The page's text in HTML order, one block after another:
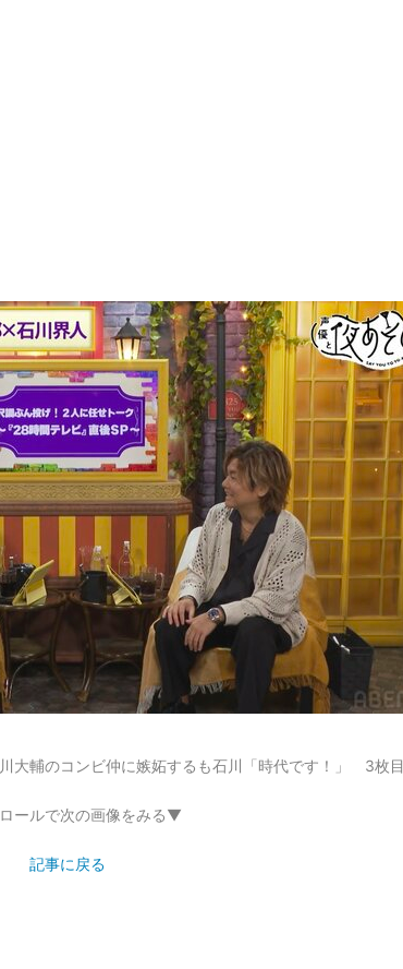
大輔のコンビ仲に嫉妬するも石川「時代です！」 3枚目
ールで次の画像をみる▼
記事に戻る